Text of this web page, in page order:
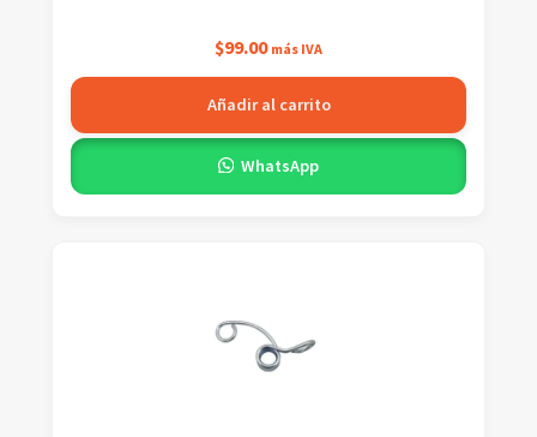
$99.00 más IVA
Añadir al carrito
WhatsApp